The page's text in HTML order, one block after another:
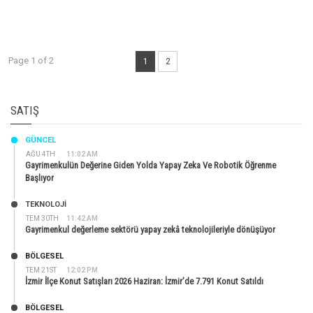
Page 1 of 2 1 2
SATIŞ
AĞU 4TH 11:02 AM
GÜNCEL
Gayrimenkulün Değerine Giden Yolda Yapay Zeka Ve Robotik Öğrenme
Başlıyor
TEM 30TH 11:42 AM
TEKNOLOJİ
Gayrimenkul değerleme sektörü yapay zekâ teknolojileriyle dönüşüyor
TEM 21ST 12:02 PM
BÖLGESEL
İzmir İlçe Konut Satışları 2026 Haziran: İzmir’de 7.791 Konut Satıldı
BÖLGESEL